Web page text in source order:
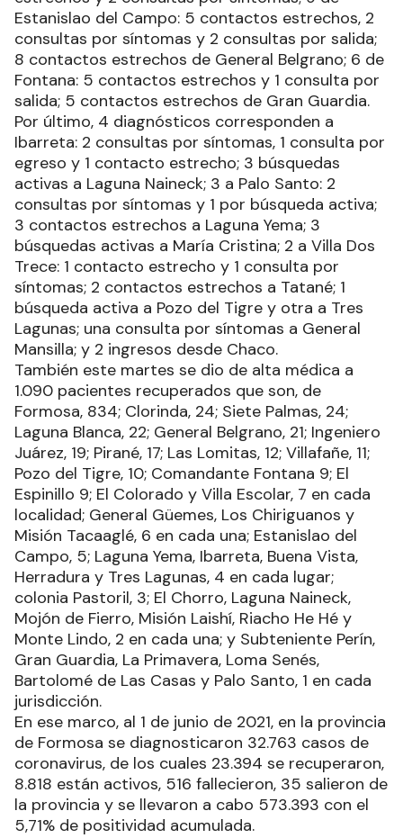
Estanislao del Campo: 5 contactos estrechos, 2
consultas por síntomas y 2 consultas por salida;
8 contactos estrechos de General Belgrano; 6 de
Fontana: 5 contactos estrechos y 1 consulta por
salida; 5 contactos estrechos de Gran Guardia.
Por último, 4 diagnósticos corresponden a
Ibarreta: 2 consultas por síntomas, 1 consulta por
egreso y 1 contacto estrecho; 3 búsquedas
activas a Laguna Naineck; 3 a Palo Santo: 2
consultas por síntomas y 1 por búsqueda activa;
3 contactos estrechos a Laguna Yema; 3
búsquedas activas a María Cristina; 2 a Villa Dos
Trece: 1 contacto estrecho y 1 consulta por
síntomas; 2 contactos estrechos a Tatané; 1
búsqueda activa a Pozo del Tigre y otra a Tres
Lagunas; una consulta por síntomas a General
Mansilla; y 2 ingresos desde Chaco.
También este martes se dio de alta médica a
1.090 pacientes recuperados que son, de
Formosa, 834; Clorinda, 24; Siete Palmas, 24;
Laguna Blanca, 22; General Belgrano, 21; Ingeniero
Juárez, 19; Pirané, 17; Las Lomitas, 12; Villafañe, 11;
Pozo del Tigre, 10; Comandante Fontana 9; El
Espinillo 9; El Colorado y Villa Escolar, 7 en cada
localidad; General Güemes, Los Chiriguanos y
Misión Tacaaglé, 6 en cada una; Estanislao del
Campo, 5; Laguna Yema, Ibarreta, Buena Vista,
Herradura y Tres Lagunas, 4 en cada lugar;
colonia Pastoril, 3; El Chorro, Laguna Naineck,
Mojón de Fierro, Misión Laishí, Riacho He Hé y
Monte Lindo, 2 en cada una; y Subteniente Perín,
Gran Guardia, La Primavera, Loma Senés,
Bartolomé de Las Casas y Palo Santo, 1 en cada
jurisdicción.
En ese marco, al 1 de junio de 2021, en la provincia
de Formosa se diagnosticaron 32.763 casos de
coronavirus, de los cuales 23.394 se recuperaron,
8.818 están activos, 516 fallecieron, 35 salieron de
la provincia y se llevaron a cabo 573.393 con el
5,71% de positividad acumulada.